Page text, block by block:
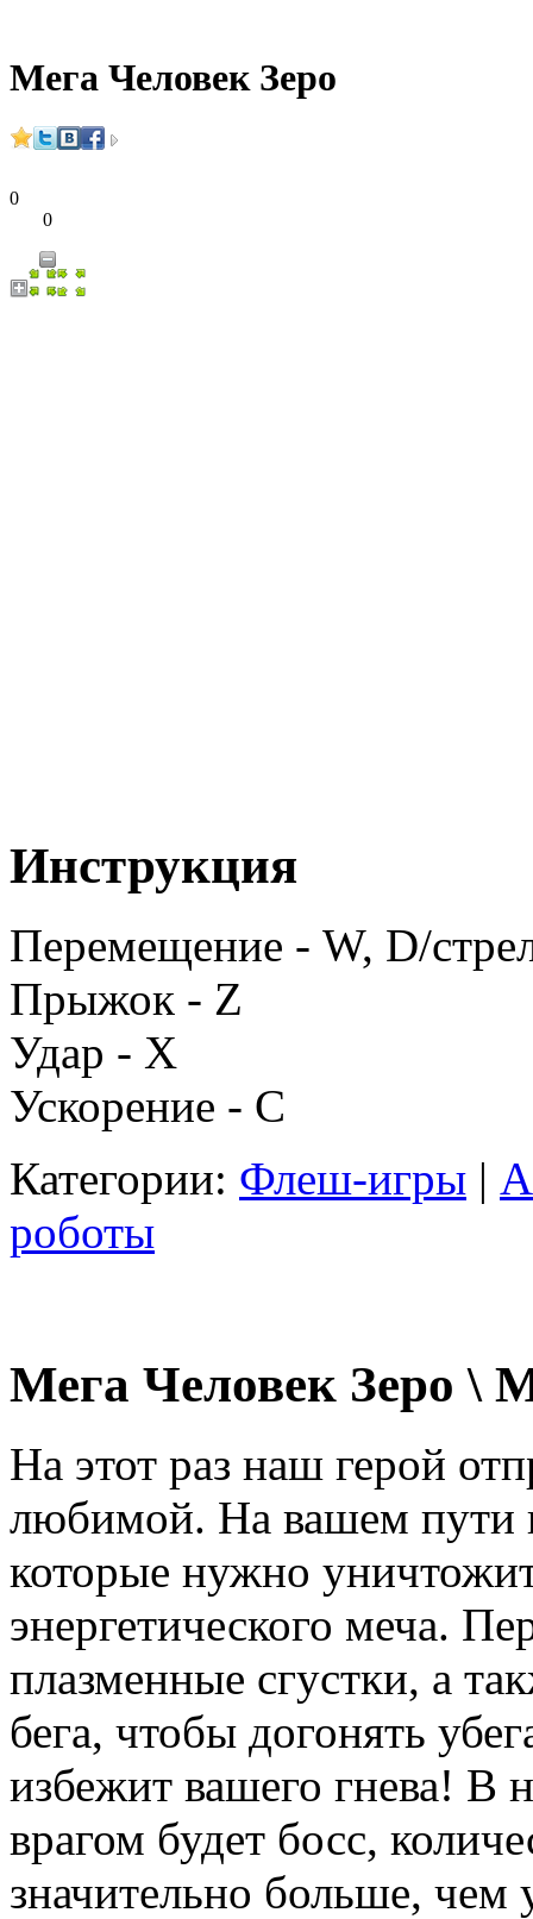
Мега Человек Зеро
0
0
Инструкция
Перемещение - W, D/
Прыжок - Z
Удар - X
Ускорение - C
Категории: Флеш-игры |
роботы
Мега Человек Зеро \
На этот раз наш герой
любимой. На вашем пути
которые нужно
энергетического меча.
плазменные сгустки, а
бега, чтобы догонять
избежит вашего гнева! В
врагом будет босс,
значительно больше,